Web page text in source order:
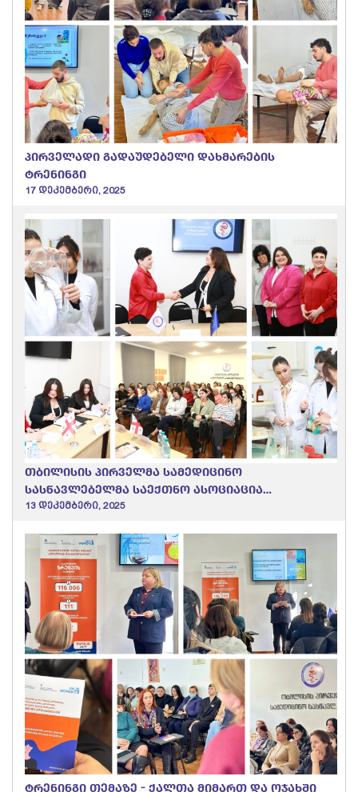
პირველადი გადაუდებელი დახმარების
ტრენინგი
17 დეკემბერი, 2025
თბილისის პირველმა სამედიცინო
სასწავლებელმა საექთნო ასოციაცია
“ნიუმენთან” და “სიაბ-აკადემიასთან”
13 დეკემბერი, 2025
ტრენინგი თემაზე - ქალთა მიმართ და ოჯახში